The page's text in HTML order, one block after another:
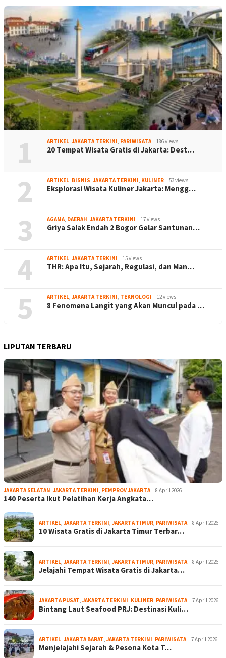
1 ARTIKEL, JAKARTA TERKINI, PARIWISATA 186 views
20 Tempat Wisata Gratis di Jakarta: Dest…
2 ARTIKEL, BISNIS, JAKARTA TERKINI, KULINER 53 views
Eksplorasi Wisata Kuliner Jakarta: Mengg…
3 AGAMA, DAERAH, JAKARTA TERKINI 17 views
Griya Salak Endah 2 Bogor Gelar Santunan…
4 ARTIKEL, JAKARTA TERKINI 15 views
THR: Apa Itu, Sejarah, Regulasi, dan Man…
5 ARTIKEL, JAKARTA TERKINI, TEKNOLOGI 12 views
8 Fenomena Langit yang Akan Muncul pada …
LIPUTAN TERBARU
JAKARTA SELATAN, JAKARTA TERKINI, PEMPROV JAKARTA 8 April 2026
140 Peserta Ikut Pelatihan Kerja Angkata…
ARTIKEL, JAKARTA TERKINI, JAKARTA TIMUR, PARIWISATA 8 April 2026
10 Wisata Gratis di Jakarta Timur Terbar…
ARTIKEL, JAKARTA TERKINI, JAKARTA TIMUR, PARIWISATA 8 April 2026
Jelajahi Tempat Wisata Gratis di Jakarta…
JAKARTA PUSAT, JAKARTA TERKINI, KULINER, PARIWISATA 7 April 2026
Bintang Laut Seafood PRJ: Destinasi Kuli…
ARTIKEL, JAKARTA BARAT, JAKARTA TERKINI, PARIWISATA 7 April 2026
Menjelajahi Sejarah & Pesona Kota T…